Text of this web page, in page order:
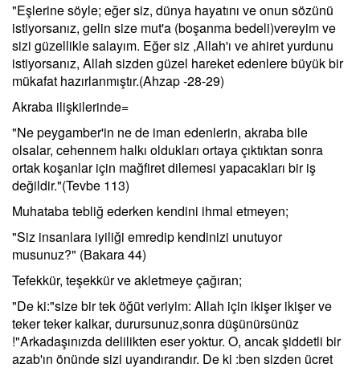
"Eşlerine söyle; eğer siz, dünya hayatını ve onun sözünü
istiyorsanız, gelin size mut'a (boşanma bedeli)vereyim ve
sizi güzellikle salayım. Eğer siz ,Allah'ı ve ahiret yurdunu
istiyorsanız, Allah sizden güzel hareket edenlere büyük bir
mükafat hazırlanmıştır.(Ahzap -28-29)
Akraba ilişkilerinde=
"Ne peygamber'in ne de iman edenlerin, akraba bile
olsalar, cehennem halkı oldukları ortaya çıktıktan sonra
ortak koşanlar için mağfiret dilemesi yapacakları bir iş
değildir."(Tevbe 113)
Muhataba tebliğ ederken kendini ihmal etmeyen;
"Siz insanlara iyiliği emredip kendinizi unutuyor
musunuz?" (Bakara 44)
Tefekkür, teşekkür ve akletmeye çağıran;
"De ki:"size bir tek öğüt veriyim: Allah için ikişer ikişer ve
teker teker kalkar, durursunuz,sonra düşünürsünüz
!"Arkadaşınızda delilikten eser yoktur. O, ancak şiddetli bir
azab'ın önünde sizi uyandırandır. De ki :ben sizden ücret